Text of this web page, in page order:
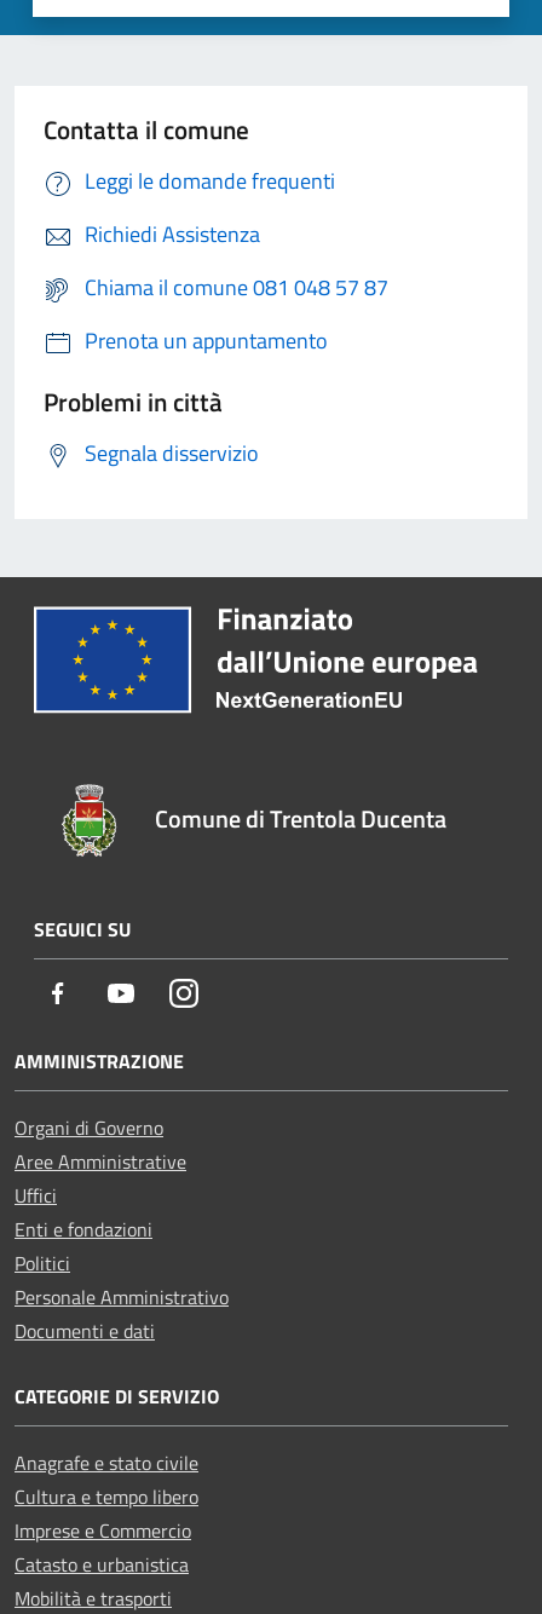
Contatta il comune
Leggi le domande frequenti
Richiedi Assistenza
Chiama il comune 081 048 57 87
Prenota un appuntamento
Problemi in città
Segnala disservizio
Comune di Trentola Ducenta
SEGUICI SU
Facebook YoutubeInstagram
AMMINISTRAZIONE
Organi di Governo
Aree Amministrative
Uffici
Enti e fondazioni
Politici
Personale Amministrativo
Documenti e dati
CATEGORIE DI SERVIZIO
Anagrafe e stato civile
Cultura e tempo libero
Imprese e Commercio
Catasto e urbanistica
Mobilità e trasporti